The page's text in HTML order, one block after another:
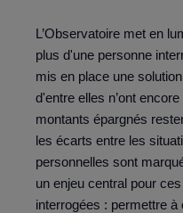
L’Observatoire met en
plus d'une personne
mis en place une
d'entre elles n’ont
montants épargnés
les écarts entre les
personnelles sont
un enjeu central pour
interrogées : permettre